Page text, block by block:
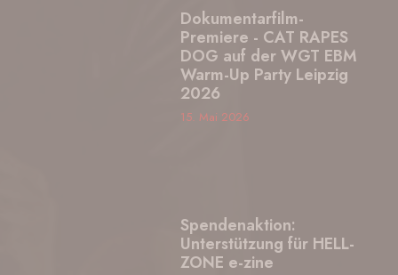
Dokumentarfilm-
Premiere - CAT RAPES
DOG auf der WGT EBM
Warm-Up Party Leipzig
2026
15. Mai 2026
Spendenaktion:
Unterstützung für HELL-
ZONE e-zine